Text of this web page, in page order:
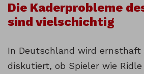
Die Kaderprobleme
sind vielschichtig
In Deutschland wird ernsthaft
diskutiert, ob Spieler wie Ridle